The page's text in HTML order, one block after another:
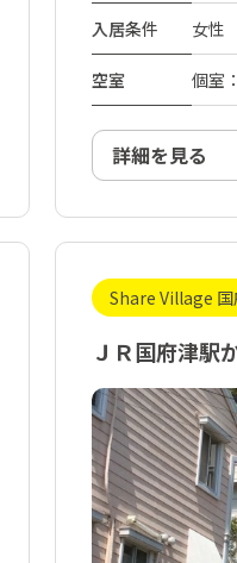
入居条件 女性
空室 個室
詳細を見る
Share Village 国
ＪＲ国府津駅